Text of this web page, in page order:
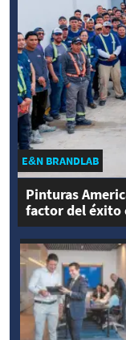
E&N BRANDLAB
Pinturas
factor del éxito